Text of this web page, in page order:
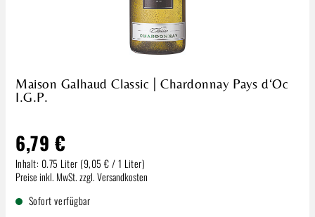
Maison Galhaud Classic | Chardonnay Pays d‘Oc
I.G.P.
6,79 €
Inhalt: 0.75 Liter (9,05 € / 1 Liter)
Regulärer Preis:
Preise inkl. MwSt. zzgl. Versandkosten
Sofort verfügbar